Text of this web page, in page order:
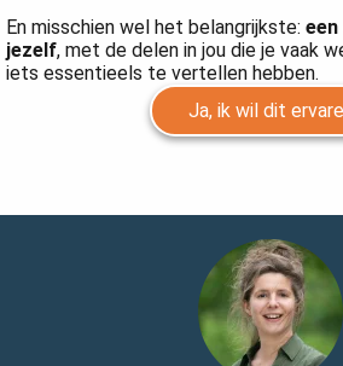
En misschien wel het belangrijkste:
jezelf, met de delen in jou die je vaak
iets essentieels te vertellen hebben.
Ja, ik wil dit